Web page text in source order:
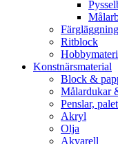
Färgläggning
Ritblock
Konstnärsmaterial
Block &
Målardukar
Penslar,
Akryl
Olja
Akvarell